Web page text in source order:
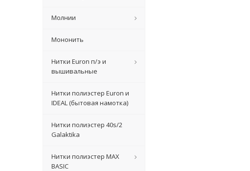
Молнии
Мононить
Нитки Euron п/э и
вышивальные
Нитки полиэстер Euron и
IDEAL (бытовая намотка)
Нитки полиэстер 40s/2
Galaktika
Нитки полиэстер MAX
BASIC